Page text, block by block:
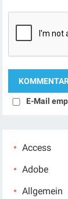
E-Mail
Access
Adobe
Allgemein